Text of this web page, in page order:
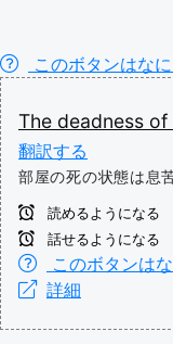
このボタンはなに
The deadness of
翻訳する
部屋の死の状態は息
読めるようになる
話せるようになる
このボタンは
詳細